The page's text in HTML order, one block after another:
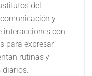
del
y
interacciones con
para expresar
rutinas y
diarios.